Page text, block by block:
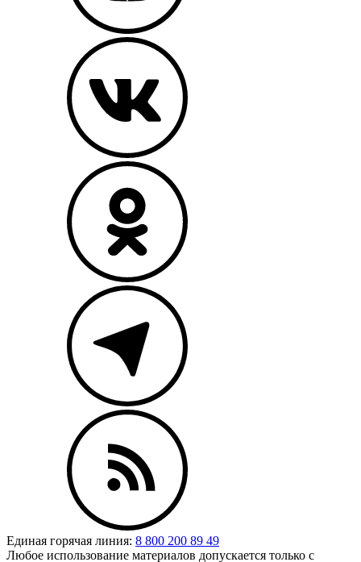
Единая горячая линия: 8 800 200 89 49
Любое использование материалов допускается только с